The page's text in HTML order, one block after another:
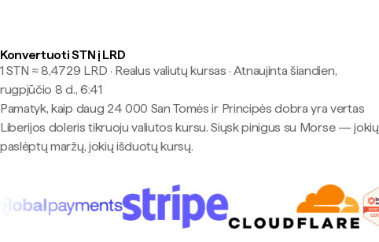
Konvertuoti STN į LRD
1 STN ≈ 8,4729 LRD · Realus valiutų kursas · Atnaujinta šiandien,
rugpjūčio 8 d., 6:41
Pamatyk, kaip daug 24 000 San Tomės ir Principės dobra yra vertas
Liberijos doleris tikruoju valiutos kursu. Siųsk pinigus su Morse — jokių
paslėptų maržų, jokių išduotų kursų.